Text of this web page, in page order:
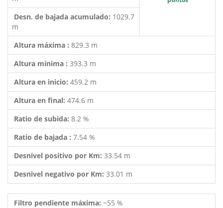
Desn. de bajada acumulado: 1029.7
m
Altura máxima : 829.3 m
Altura mínima : 393.3 m
Altura en inicio: 459.2 m
Altura en final: 474.6 m
Ratio de subida: 8.2 %
Ratio de bajada : 7.54 %
Desnivel positivo por Km: 33.54 m
Desnivel negativo por Km: 33.01 m
Filtro pendiente máxima: ~55 %